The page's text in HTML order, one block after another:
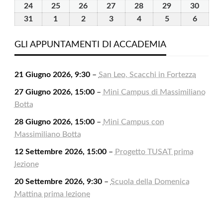
2026
2026
Agosto Agosto
Agosto
Agosto
Agosto
Agosto
2424
Agosto
2525
Agosto
26
Agosto
27
Agosto
28
Agosto
29
Agosto
30
3131
2026
1
2026
22
2026
33
2026
44
2026
55
66
GLI APPUNTAMENTI DI ACCADEMIA
21 Giugno 2026, 9:30– San Leo, Scacchi in Fortezza
27 Giugno 2026, 15:00– Mini Campus di Massimiliano
Botta
28 Giugno 2026, 15:00– Mini Campus con
Massimiliano Botta
12 Settembre 2026, 15:00– Progetto TUSAT prima
lezione
20 Settembre 2026, 9:30– Scuola della Domenica
Mattina prima lezione